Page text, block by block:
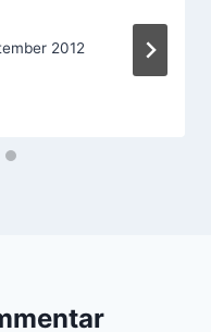
2012